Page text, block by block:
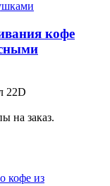
кофе
22D
на заказ.